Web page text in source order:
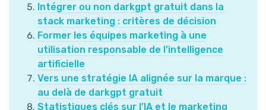
Intégrer ou non darkgpt gratuit dans la
stack marketing : critères de décision
Former les équipes marketing à une
utilisation responsable de l’intelligence
artificielle
Vers une stratégie IA alignée sur la marque :
au delà de darkgpt gratuit
Statistiques clés sur l’IA et le marketing